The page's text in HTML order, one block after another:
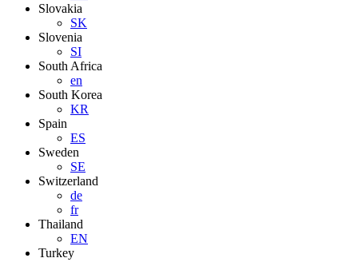
Slovakia
SK
Slovenia
SI
South Africa
en
South Korea
KR
Spain
ES
Sweden
SE
Switzerland
de
fr
Thailand
EN
Turkey